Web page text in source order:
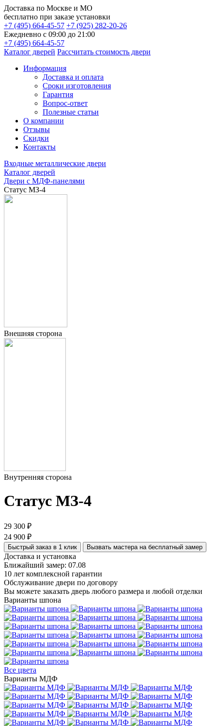
Доставка по Москве и МО
бесплатно при заказе установки
+7 (495) 664-45-57 +7 (925) 282-20-26
Ежедневно с 09:00 до 21:00
+7 (495) 664-45-57
Каталог дверей Рассчитать стоимость двери
Информация
Доставка и оплата
Сроки изготовления
Гарантия
Вопрос-ответ
Полезные статьи
О компании
Отзывы
Скидки
Контакты
Входные металлические двери
Каталог дверей
Двери с МДФ-панелями
Статус МЗ-4
Внешняя сторона
Внутренняя сторона
Статус МЗ-4
29 300 ₽
24 900 ₽
Быстрый заказ в 1 клик Вызвать мастера на бесплатный замер
Доставка и установка
Ближайший замер: 07.08
10 лет комплексной гарантии
Обслуживание двери по договору
Вы можете заказать дверь любого размера и любой отделки
Варианты шпона
Все цвета
Варианты МДФ